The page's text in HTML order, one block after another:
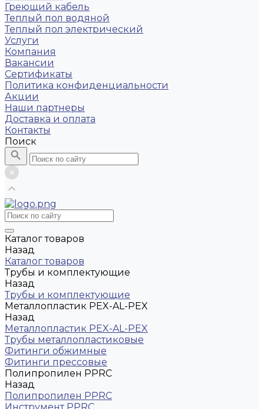
Греющий кабель
Теплый пол водяной
Теплый пол электрический
Услуги
Компания
Вакансии
Сертификаты
Политика конфиденциальности
Акции
Наши партнеры
Доставка и оплата
Контакты
Поиск
Каталог товаров
Назад
Каталог товаров
Трубы и комплектующие
Назад
Трубы и комплектующие
Металлопластик PEX-AL-PEX
Назад
Металлопластик PEX-AL-PEX
Трубы металлопластиковые
Фитинги обжимные
Фитинги прессовые
Полипропилен PPRC
Назад
Полипропилен PPRC